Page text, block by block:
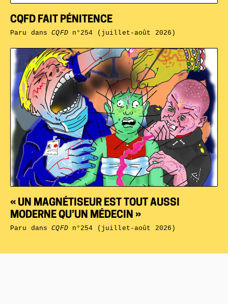
« UN MAGNÉTISEUR EST TOUT AUSSI
MODERNE QU’UN MÉDECIN »
Paru dansCQFDn°254 (juillet-août 2026)
CQFD FAIT PÉNITENCE
Paru dansCQFDn°254 (juillet-août 2026)